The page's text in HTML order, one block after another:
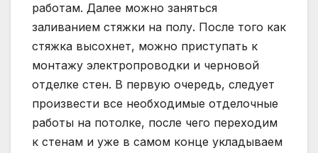
работам. Далее можно заняться
заливанием стяжки на полу. После того как
стяжка высохнет, можно приступать к
монтажу электропроводки и черновой
отделке стен. В первую очередь, следует
произвести все необходимые отделочные
работы на потолке, после чего переходим
к стенам и уже в самом конце укладываем